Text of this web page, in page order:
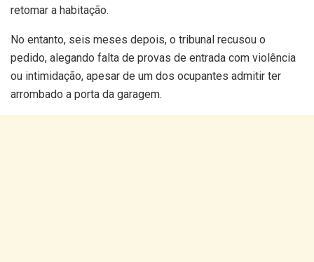
retomar a habitação.
No entanto, seis meses depois, o tribunal recusou o
pedido, alegando falta de provas de entrada com violência
ou intimidação, apesar de um dos ocupantes admitir ter
arrombado a porta da garagem.